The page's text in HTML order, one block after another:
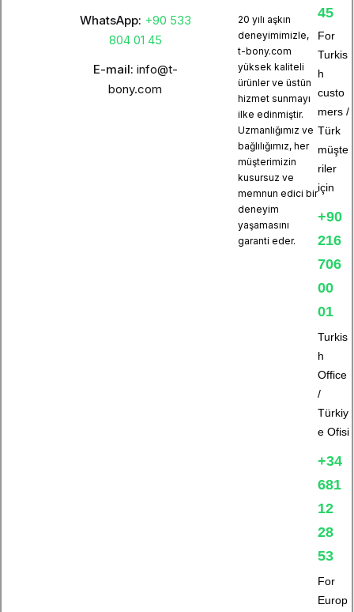
WhatsApp: +90 533
804 01 45
E-mail: info@t-
bony.com
20 yılı aşkın
deneyimimizle,
t-bony.com
yüksek kaliteli
ürünler ve üstün
hizmet sunmayı
ilke edinmiştir.
Uzmanlığımız ve
bağlılığımız, her
müşterimizin
kusursuz ve
memnun edici bir
deneyim
yaşamasını
garanti eder.
45
For
Turkis
h
custo
mers /
Türk
müşte
riler
için
+90
216
706
00
01
Turkis
h
Office
/
Türkiy
e Ofisi
+34
681
12
28
53
For
Europ